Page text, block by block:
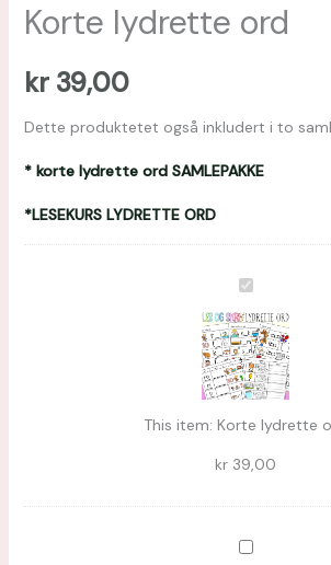
Korte lydrette ord
kr39,00
Dette produktetet også inkludert i to
* korte lydrette ord SAMLEPAKKE
*LESEKURS LYDRETTE ORD
Korte
lydrette
ord
This item: Korte lydrette
kr 39,00
korte